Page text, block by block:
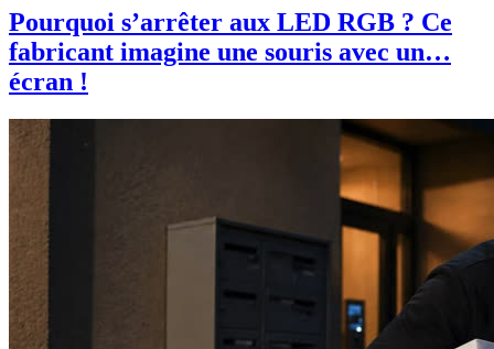
Pourquoi s’arrêter aux LED RGB ? Ce
fabricant imagine une souris avec un…
écran !